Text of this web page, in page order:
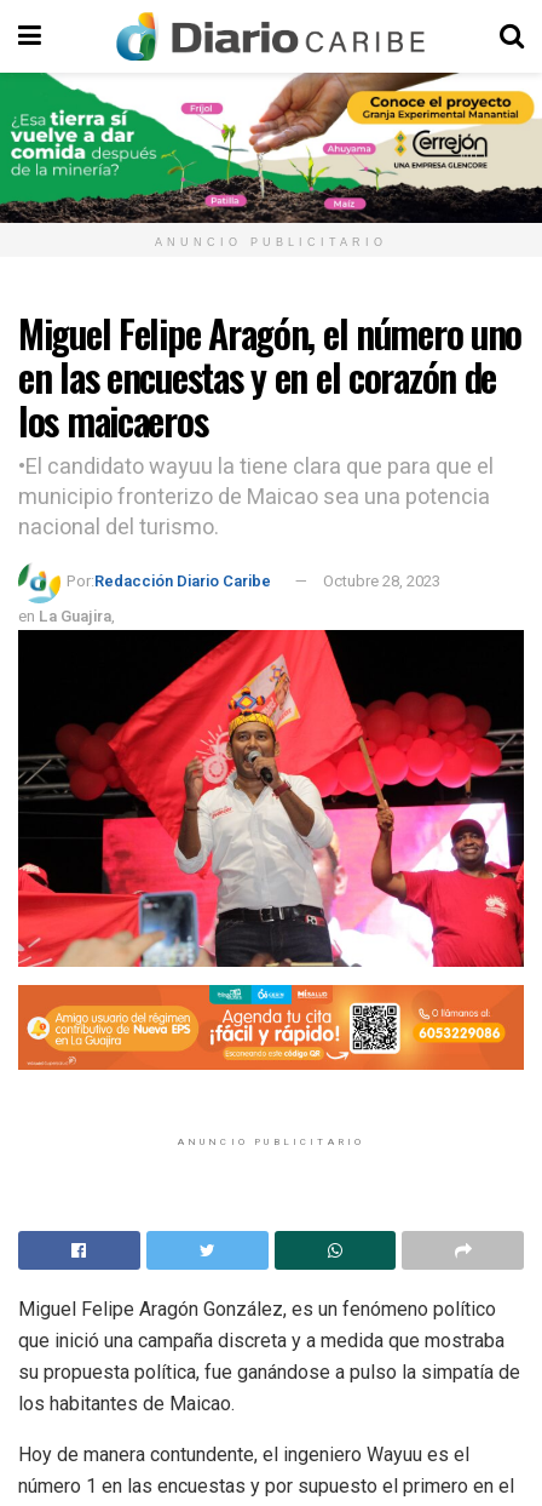
ANUNCIO PUBLICITARIO
Miguel Felipe Aragón, el número uno
en las encuestas y en el corazón de
los maicaeros
•El candidato wayuu la tiene clara que para que el
municipio fronterizo de Maicao sea una potencia
nacional del turismo.
Por:Redacción Diario Caribe
Octubre 28, 2023
en La Guajira,
ANUNCIO PUBLICITARIO
Miguel Felipe Aragón González, es un fenómeno político
que inició una campaña discreta y a medida que mostraba
su propuesta política, fue ganándose a pulso la simpatía de
los habitantes de Maicao.
Hoy de manera contundente, el ingeniero Wayuu es el
número 1 en las encuestas y por supuesto el primero en el